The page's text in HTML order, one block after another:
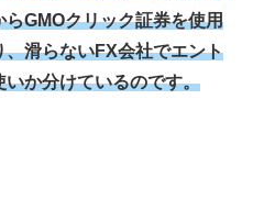
GMOクリック証券を使用
滑らないFX会社でエント
か分けているのです。